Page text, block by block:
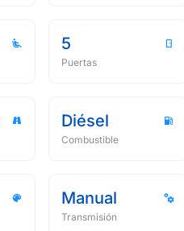
5
Puertas
Diésel
Combustible
Manual
Transmisión